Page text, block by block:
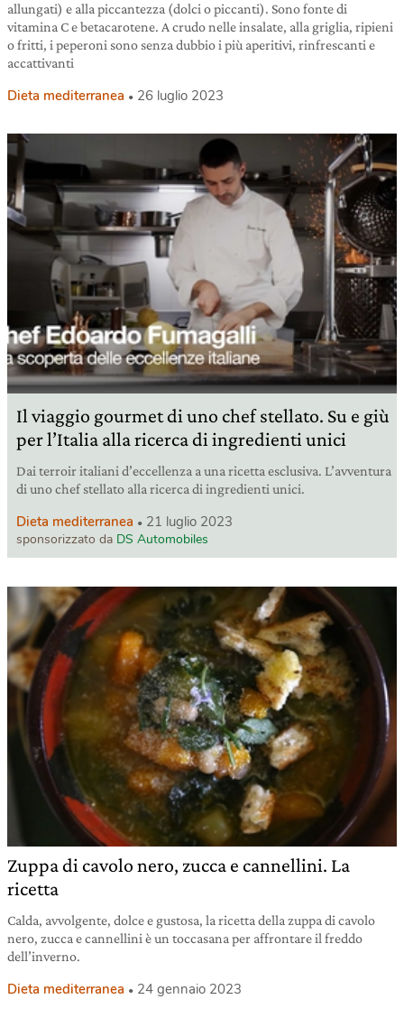
allungati) e alla piccantezza (dolci o piccanti). Sono fonte di
vitamina C e betacarotene. A crudo nelle insalate, alla griglia, ripieni
o fritti, i peperoni sono senza dubbio i più aperitivi, rinfrescanti e
accattivanti
Dieta mediterranea 26 luglio 2023
Il viaggio gourmet di uno chef stellato. Su e giù
per l’Italia alla ricerca di ingredienti unici
Dai terroir italiani d’eccellenza a una ricetta esclusiva. L’avventura
di uno chef stellato alla ricerca di ingredienti unici.
Dieta mediterranea 21 luglio 2023
sponsorizzato da DS Automobiles
Zuppa di cavolo nero, zucca e cannellini. La
ricetta
Calda, avvolgente, dolce e gustosa, la ricetta della zuppa di cavolo
nero, zucca e cannellini è un toccasana per affrontare il freddo
dell’inverno.
Dieta mediterranea 24 gennaio 2023